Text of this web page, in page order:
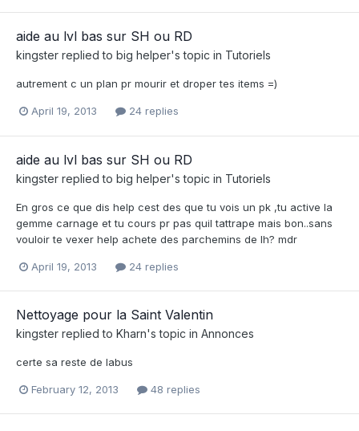
aide au lvl bas sur SH ou RD
kingster replied to big helper's topic in Tutoriels
autrement c un plan pr mourir et droper tes items =)
April 19, 2013 24 replies
aide au lvl bas sur SH ou RD
kingster replied to big helper's topic in Tutoriels
En gros ce que dis help cest des que tu vois un pk ,tu active la
gemme carnage et tu cours pr pas quil tattrape mais bon..sans
vouloir te vexer help achete des parchemins de lh? mdr
April 19, 2013 24 replies
Nettoyage pour la Saint Valentin
kingster replied to Kharn's topic in Annonces
certe sa reste de labus
February 12, 2013 48 replies